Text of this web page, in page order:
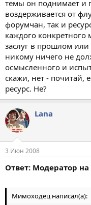
темы он поднимает и
воздерживается от
форумчан, так и
каждого конкретного
заслуг в прошлом
никому ничего не
осмысленного и
скажи, нет - почитай,
ресурс. Не?
Lana
3 Июн 2008
Ответ: Модератор
Мимоходец написал(а):